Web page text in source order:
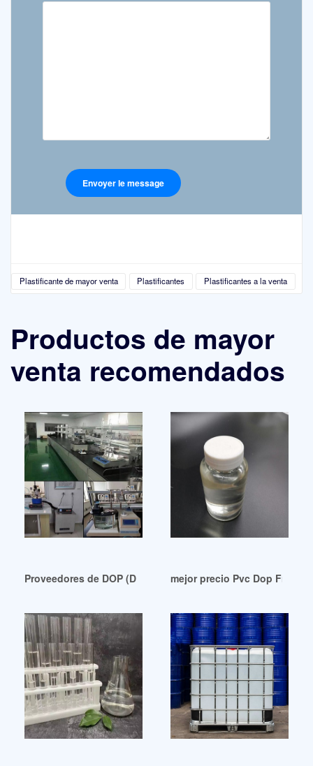
Plastificante de mayor venta Plastificantes Plastificantes a la venta
Productos de mayor
venta recomendados
Proveedores de DOP (DIOCTIL FTALATO) Países Bajos
mejor precio Pvc Dop Free